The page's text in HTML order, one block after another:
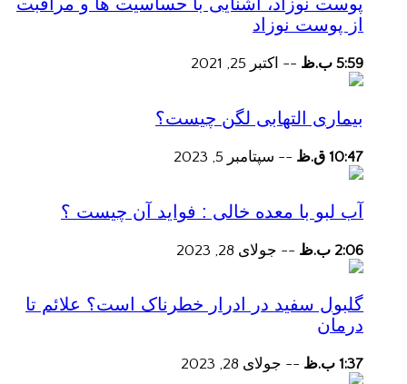
از پوست نوزاد
5:59 ب.ظ -- اکتبر 25, 2021
بیماری التهابی لگن چیست؟
10:47 ق.ظ -- سپتامبر 5, 2023
آب لبو با معده خالی : فواید آن چیست ؟
2:06 ب.ظ -- جولای 28, 2023
گلبول سفید در ادرار خطرناک است؟ علائم تا
درمان
1:37 ب.ظ -- جولای 28, 2023